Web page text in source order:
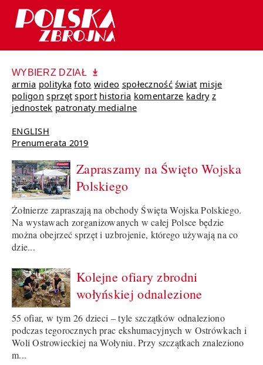
WYBIERZ DZIAŁ
armia polityka foto wideo społeczność świat misje
poligon sprzęt sport historia komentarze kadry z
jednostek patronaty medialne
ENGLISH
Prenumerata 2019
Zapraszamy na Święto Wojska
Polskiego
Żołnierze zapraszają na obchody Święta Wojska Polskiego.
Na wystawach zorganizowanych w całej Polsce będzie
można obejrzeć sprzęt i uzbrojenie, którego używają na co
dzie...
Kolejne ofiary zbrodni
wołyńskiej odnalezione
55 ofiar, w tym 26 dzieci – tyle szczątków odnaleziono
podczas tegorocznych prac ekshumacyjnych w Ostrówkach i
Woli Ostrowieckiej na Wołyniu. Przy szczątkach znaleziono
m...